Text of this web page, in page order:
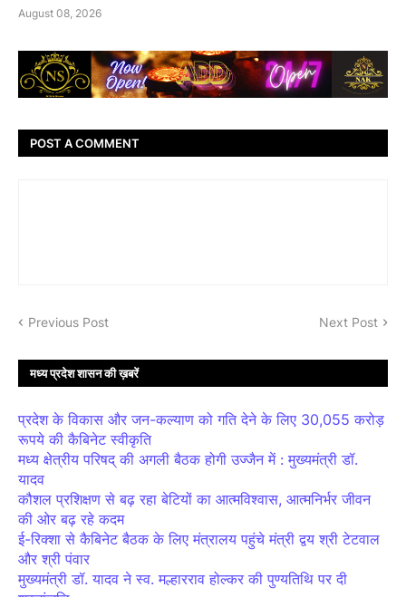
August 08, 2026
POST A COMMENT
Previous Post Next Post
मध्य प्रदेश शासन की ख़बरें
प्रदेश के विकास और जन-कल्याण को गति देने के लिए 30,055 करोड़
रूपये की कैबिनेट स्वीकृति
मध्य क्षेत्रीय परिषद् की अगली बैठक होगी उज्जैन में : मुख्यमंत्री डॉ.
यादव
कौशल प्रशिक्षण से बढ़ रहा बेटियों का आत्मविश्वास, आत्मनिर्भर जीवन
की ओर बढ़ रहे कदम
ई-रिक्शा से कैबिनेट बैठक के लिए मंत्रालय पहुंचे मंत्री द्वय श्री टेटवाल
और श्री पंवार
मुख्यमंत्री डॉ. यादव ने स्व. मल्हारराव होल्कर की पुण्यतिथि पर दी